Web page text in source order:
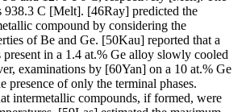
938.3 C [Melt]. [46Ray] predicted the
compound by considering the
of Be and Ge. [50Kau] reported that a
present in a 1.4 at.% Ge alloy slowly cooled
examinations by [60Yan] on a 10 at.% Ge
presence of only the terminal phases.
intermetallic compounds, if formed, were